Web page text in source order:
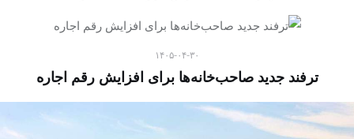
۱۴۰۵-۰۴-۳۰
ترفند جدید صاحب‌خانه‌ها برای افزایش رقم اجاره